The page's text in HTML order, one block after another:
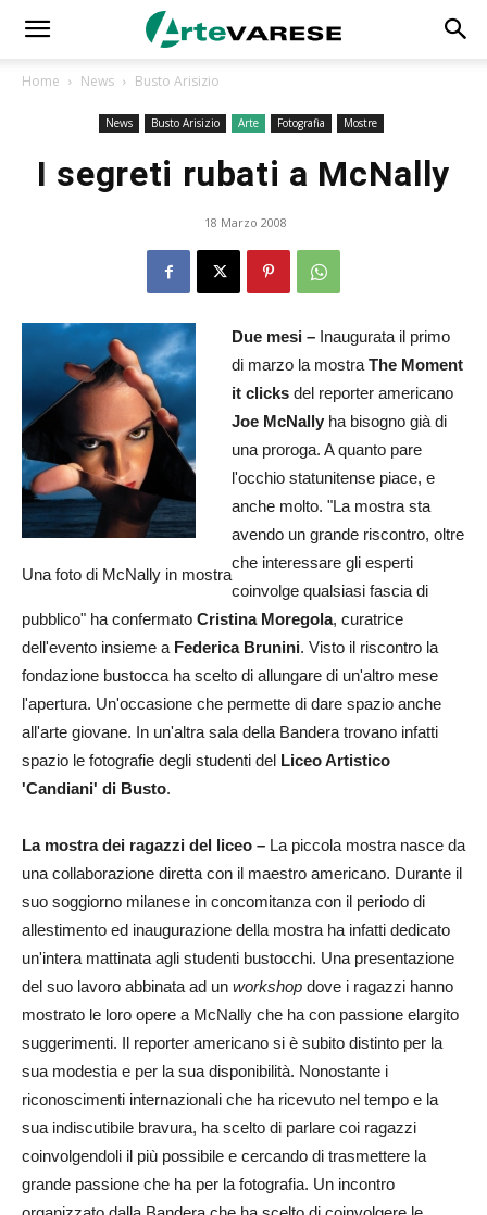
Home News Busto Arisizio
News Busto Arisizio Arte Fotografia Mostre
I segreti rubati a McNally
18 Marzo 2008
Una foto di McNally in mostra
Due mesi – Inaugurata il primo
di marzo la mostra The Moment
it clicks del reporter americano
Joe McNally ha bisogno già di
una proroga. A quanto pare
l'occhio statunitense piace, e
anche molto. "La mostra sta
avendo un grande riscontro, oltre
che interessare gli esperti
coinvolge qualsiasi fascia di
pubblico" ha confermato Cristina Moregola, curatrice
dell'evento insieme a Federica Brunini. Visto il riscontro la
fondazione bustocca ha scelto di allungare di un'altro mese
l'apertura. Un'occasione che permette di dare spazio anche
all'arte giovane. In un'altra sala della Bandera trovano infatti
spazio le fotografie degli studenti del Liceo Artistico
'Candiani' di Busto.
La mostra dei ragazzi del liceo – La piccola mostra nasce da
una collaborazione diretta con il maestro americano. Durante il
suo soggiorno milanese in concomitanza con il periodo di
allestimento ed inaugurazione della mostra ha infatti dedicato
un'intera mattinata agli studenti bustocchi. Una presentazione
del suo lavoro abbinata ad un workshop dove i ragazzi hanno
mostrato le loro opere a McNally che ha con passione elargito
suggerimenti. Il reporter americano si è subito distinto per la
sua modestia e per la sua disponibilità. Nonostante i
riconoscimenti internazionali che ha ricevuto nel tempo e la
sua indiscutibile bravura, ha scelto di parlare coi ragazzi
coinvolgendoli il più possibile e cercando di trasmettere la
grande passione che ha per la fotografia. Un incontro